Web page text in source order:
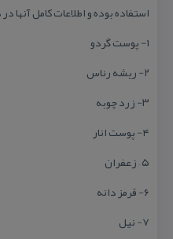
استفاده بوده و اطلاعات كامل
۱- پوست گردو
۲- ریشه رناس
۳- زرد چوبه
۴- پوست انار
۵ – زعفران
۶- قرمز دانه
۷- نیل